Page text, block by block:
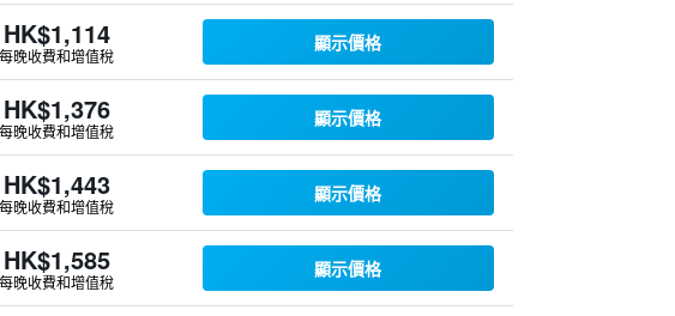
HK$1,114
每晚收費和增值稅
顯示價格
HK$1,376
每晚收費和增值稅
顯示價格
HK$1,443
每晚收費和增值稅
顯示價格
HK$1,585
每晚收費和增值稅
顯示價格